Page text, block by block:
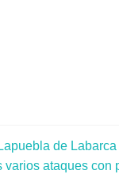
de
varios ataques con